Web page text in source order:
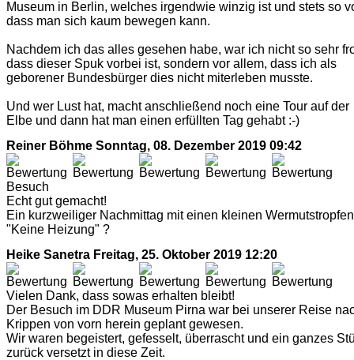
Museum in Berlin, welches irgendwie winzig ist und stets so
dass man sich kaum bewegen kann.
Nachdem ich das alles gesehen habe, war ich nicht so sehr
dass dieser Spuk vorbei ist, sondern vor allem, dass ich als
geborener Bundesbürger dies nicht miterleben musste.
Und wer Lust hat, macht anschließend noch eine Tour auf der
Elbe und dann hat man einen erfüllten Tag gehabt :-)
Reiner Böhme Sonntag, 08. Dezember 2019 09:42
Besuch
Echt gut gemacht!
Ein kurzweiliger Nachmittag mit einen kleinen Wermutstropfen
"Keine Heizung" ?
Heike Sanetra Freitag, 25. Oktober 2019 12:20
Vielen Dank, dass sowas erhalten bleibt!
Der Besuch im DDR Museum Pirna war bei unserer Reise
Krippen von vorn herein geplant gewesen.
Wir waren begeistert, gefesselt, überrascht und ein ganzes
zurück versetzt in diese Zeit.